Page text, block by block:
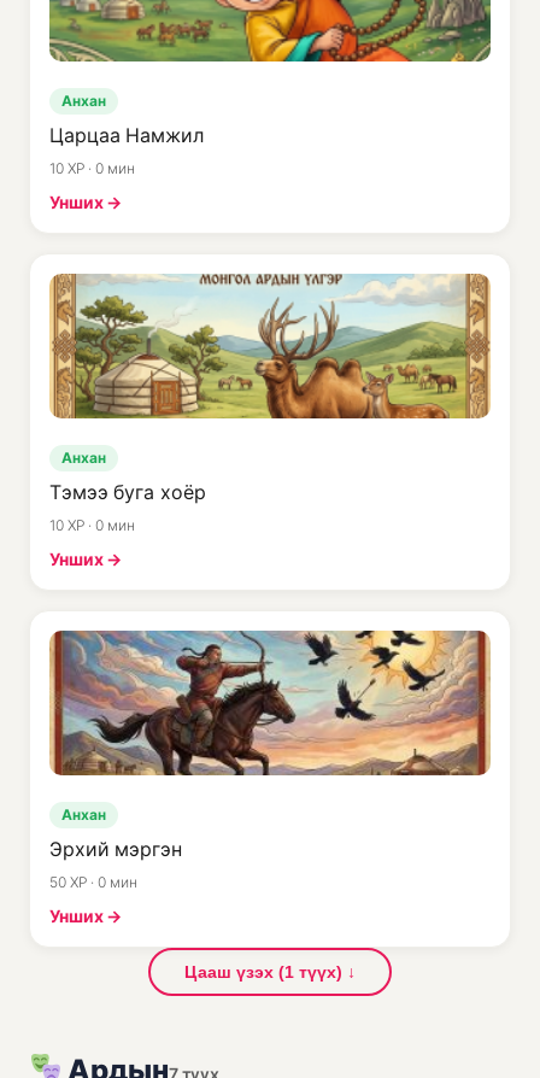
Анхан
Царцаа Намжил
10 XP · 0 мин
Унших →
Анхан
Тэмээ буга хоёр
10 XP · 0 мин
Унших →
Анхан
Эрхий мэргэн
50 XP · 0 мин
Унших →
Цааш үзэх (1 түүх) ↓
Ардын7 түүх